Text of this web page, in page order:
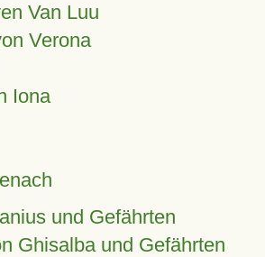
Van Luu
Verona
Iona
und Gefährten
Ghisalba und Gefährten